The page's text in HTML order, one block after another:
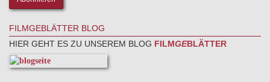
FILMGEBLÄTTER BLOG
HIER GEHT ES ZU UNSEREM BLOG FILMGEBLÄTTER